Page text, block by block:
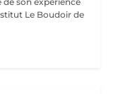
Le Boudoir de